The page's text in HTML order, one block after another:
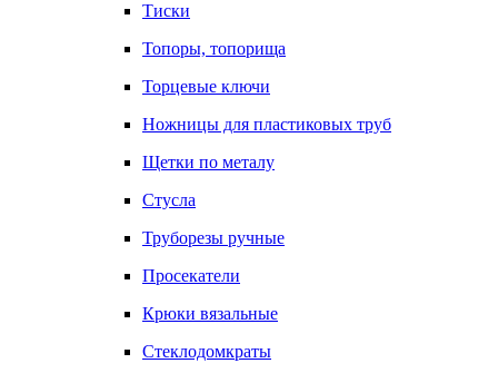
Тиски
Топоры, топорища
Торцевые ключи
Ножницы для пластиковых труб
Щетки по металу
Стусла
Труборезы ручные
Просекатели
Крюки вязальные
Стеклодомкраты